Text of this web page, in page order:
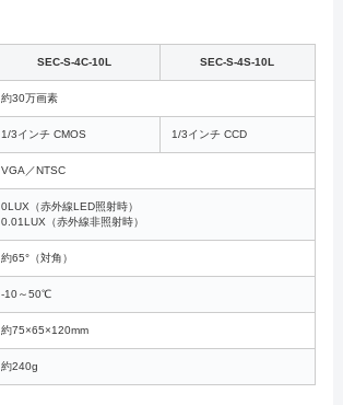
SEC-S-4C-10L SEC-S-4S-10L
約30万画素
1/3インチ CMOS 1/3インチ CCD
VGA／NTSC
0LUX（赤外線LED照射時）
0.01LUX（赤外線非照射時）
約65°（対角）
-10～50℃
約75×65×120mm
約240g